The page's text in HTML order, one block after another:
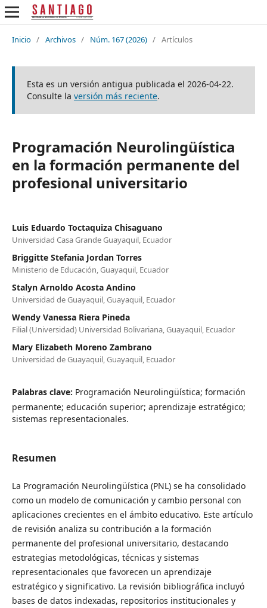
Inicio / Archivos / Núm. 167 (2026) / Artículos
Esta es un versión antigua publicada el 2026-04-22.
Consulte la versión más reciente.
Programación Neurolingüística
en la formación permanente del
profesional universitario
Luis Eduardo Toctaquiza Chisaguano
Universidad Casa Grande Guayaquil, Ecuador
Briggitte Stefania Jordan Torres
Ministerio de Educación, Guayaquil, Ecuador
Stalyn Arnoldo Acosta Andino
Universidad de Guayaquil, Guayaquil, Ecuador
Wendy Vanessa Riera Pineda
Filial (Universidad) Universidad Bolivariana, Guayaquil, Ecuador
Mary Elizabeth Moreno Zambrano
Universidad de Guayaquil, Guayaquil, Ecuador
Palabras clave: Programación Neurolingüística; formación
permanente; educación superior; aprendizaje estratégico;
sistemas representacionales.
Resumen
La Programación Neurolingüística (PNL) se ha consolidado
como un modelo de comunicación y cambio personal con
aplicaciones crecientes en el ámbito educativo. Este artículo
de revisión analiza su contribución a la formación
permanente del profesional universitario, destacando
estrategias metodológicas, técnicas y sistemas
representacionales que favorecen un aprendizaje
estratégico y significativo. La revisión bibliográfica incluyó
bases de datos indexadas, repositorios institucionales y